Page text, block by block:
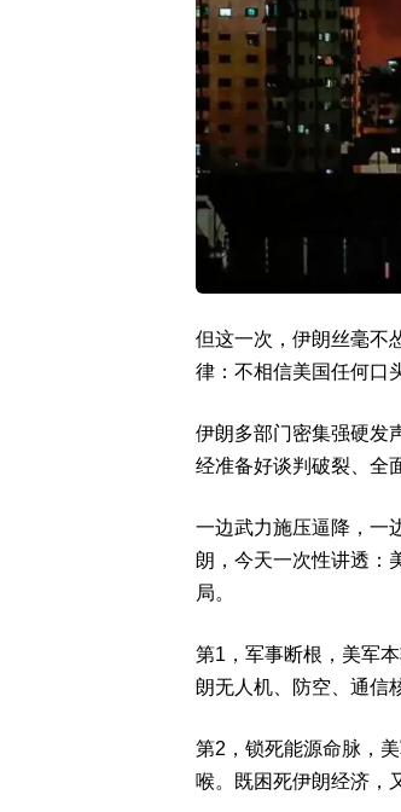
但这一次，伊朗丝毫不
律：不相信美国任何口
伊朗多部门密集强硬发
经准备好谈判破裂、全
一边武力施压逼降，一
朗，今天一次性讲透：
局。
第1，军事断根，美军
朗无人机、防空、通信
第2，锁死能源命脉，
喉。既困死伊朗经济，